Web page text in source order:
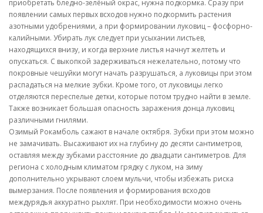
приобретать бледно-зелёный окрас, нужна подкормка. Сразу при
появлении самых первых всходов нужно подкормить растения
азотными удобрениями, а при формировании луковиц – фосфорно-
калийными. Убирать лук следует при усыхании листьев,
находящихся внизу, и когда верхние листья начнут желтеть и
опускаться. С выкопкой задерживаться нежелательно, потому что
покровные чешуйки могут начать разрушаться, а луковицы при этом
распадаться на мелкие зубки. Кроме того, от луковицы легко
отделяются переспелые детки, которые потом трудно найти в земле.
Также возникает большая опасность заражения донца луковиц
различными гнилями.
Озимый Рокамболь сажают в начале октября. Зубки при этом можно
не замачивать. Высаживают их на глубину до десяти сантиметров,
оставляя между зубками расстояние до двадцати сантиметров. Для
региона с холодным климатом грядку с луком, на зиму
дополнительно укрывают слоем мульчи, чтобы избежать риска
вымерзания. После появления и формирования всходов
междурядья аккуратно рыхлят. При необходимости можно очень